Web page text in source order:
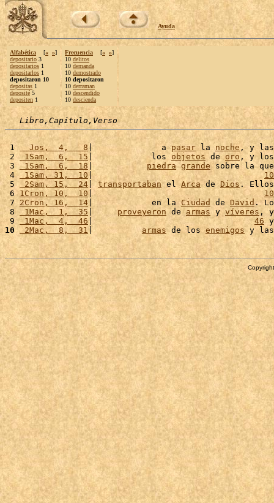
Ayuda
Alfabética [« »]
depositario 3
depositarios 1
depositarlos 1
depositaron 10
depositas 1
deposité 5
depositen 1
Frecuencia [« »]
10 delitos
10 demanda
10 demostrado
10 depositaron
10 derraman
10 descendido
10 descienda
Libro,Capítulo,Verso
1
  Jos,  4,   8
|              a pasar la noche , y
2 1Sam,  6,  15 |            los objetos de oro , y
3 1Sam,  6,  18 | piedra grande sobre la
4
1Sam, 31,  10| 10
5
2Sam, 15,  24 | transportaban el Arca de Dios.
6 1Cron, 10,  10 | 10
7 2Cron, 16,  14 |            en la Ciudad de David .
8
1Mac,  1,  35 | proveyeron de armas y víveres ,
9 1Mac,  4,  46 | 46
10
2Mac,  8,  31| armas de los enemigos y